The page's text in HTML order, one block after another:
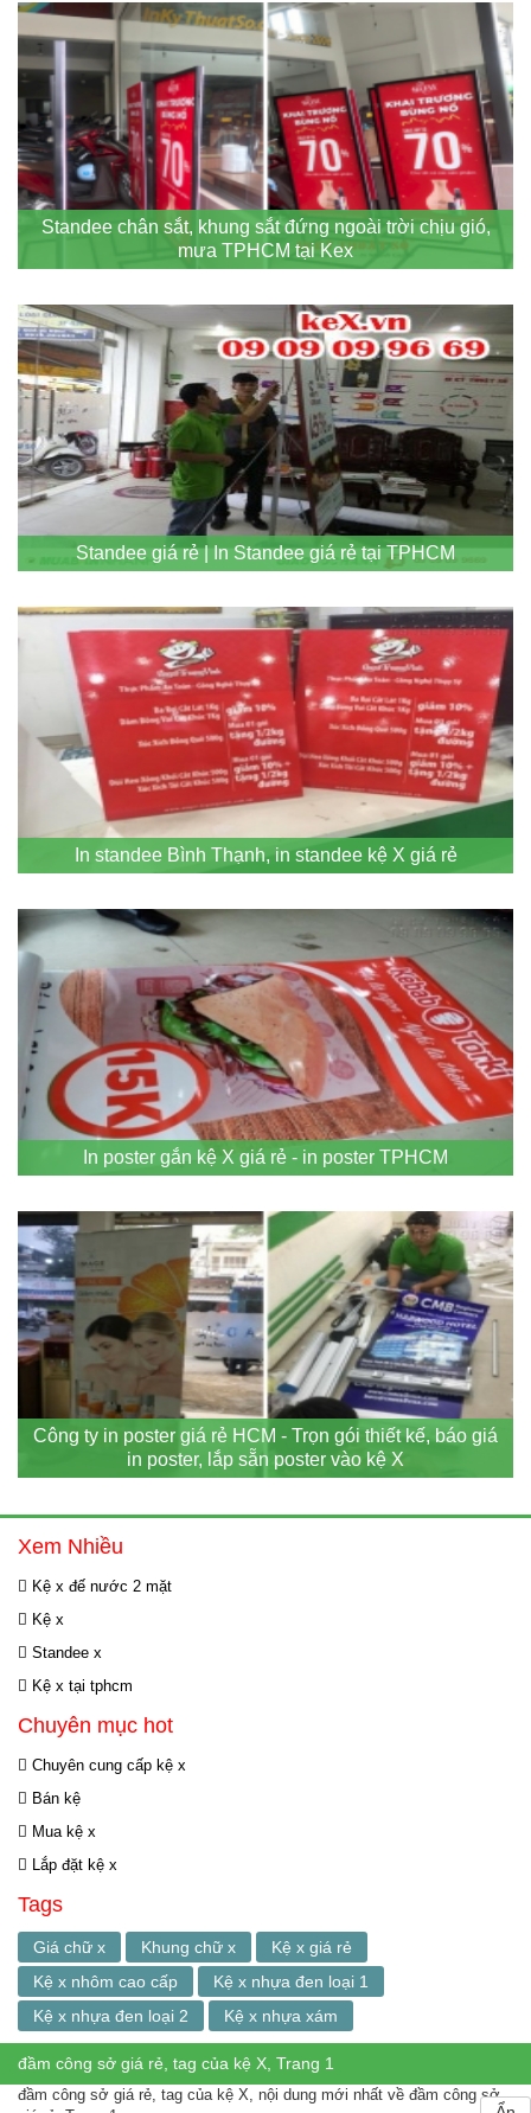
Standee chân sắt, khung sắt đứng ngoài trời chịu gió,
mưa TPHCM tại Kex
Standee giá rẻ | In Standee giá rẻ tại TPHCM
In standee Bình Thạnh, in standee kệ X giá rẻ
In poster gắn kệ X giá rẻ - in poster TPHCM
Công ty in poster giá rẻ HCM - Trọn gói thiết kế, báo giá
in poster, lắp sẵn poster vào kệ X
Xem Nhiều
Kệ x đế nước 2 mặt
Kệ x
Standee x
Kệ x tại tphcm
Chuyên mục hot
Chuyên cung cấp kệ x
Bán kệ
Mua kệ x
Lắp đặt kệ x
Tags
Giá chữ x Khung chữ x
Kệ x giá rẻ
Kệ x nhôm cao cấp
Kệ x nhựa đen loại 1
Kệ x nhựa đen loại 2
Kệ x nhựa xám
đầm công sở giá rẻ, tag của kệ X, Trang 1
đầm công sở giá rẻ, tag của kệ X, nội dung mới nhất về đầm công sở